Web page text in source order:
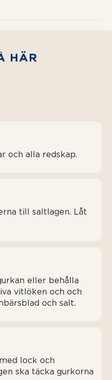
HÄR
och alla redskap.
till saltlagen. Låt
eller behålla
vitlöken och och
och salt.
lock och
ska täcka gurkorna